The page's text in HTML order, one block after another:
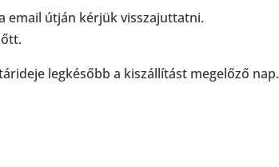
email útján kérjük visszajuttatni.
legkésőbb a kiszállítást megelőző nap.